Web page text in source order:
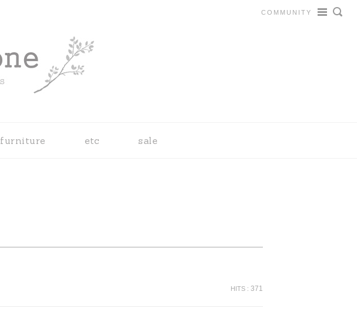
COMMUNITY
furniture etc sale
HITS : 371